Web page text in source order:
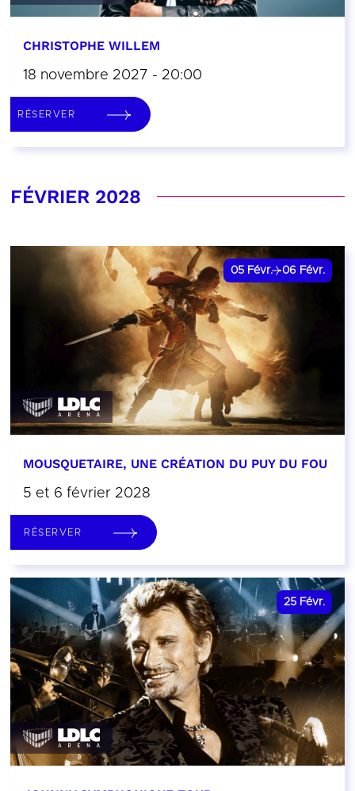
CHRISTOPHE WILLEM
18 novembre 2027 - 20:00
RÉSERVER
FÉVRIER 2028
05 Févr. 06 Févr.
MOUSQUETAIRE, UNE CRÉATION DU PUY DU FOU
5 et 6 février 2028
RÉSERVER
25 Févr.